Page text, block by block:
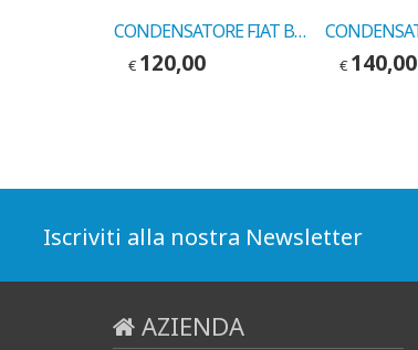
CONDENSATORE FIAT BRAVO/A 9/1995-> COD.VALEO 816974
€ 120,00 € 140,00
Iscriviti alla nostra Newsletter
AZIENDA